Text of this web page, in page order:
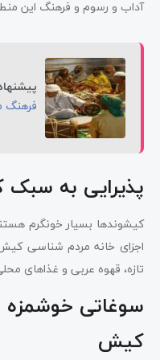
آداب و رسوم و فرهنگ این
پیشنهاد 3
پذیرایی به سبک
کیشوندها بسیار خونگرم
اجزای خانه مردم شناسی
تازه، قهوه عربی و غذاهای
سوغاتی خوشمزه
کیش